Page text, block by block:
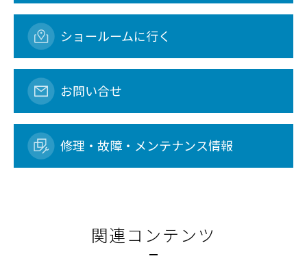
ショールームに行く
お問い合せ
修理・故障・メンテナンス情報
関連コンテンツ